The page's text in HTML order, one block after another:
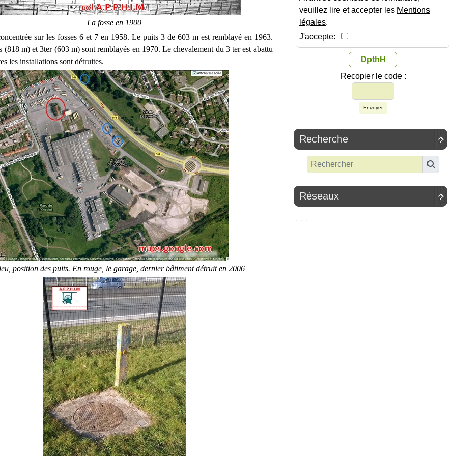
La fosse en 1900
sur les fosses 6 et 7 en 1958. Le puits 3 de 603 m est remblayé en 1963.
(818 m) et 3ter (603 m) sont remblayés en 1970. Le chevalement du 3 ter est abattu
les installations sont détruites.
position des puits. En rouge, le garage, dernier bâtiment détruit en 2006
veuillez lire et accepter les Mentions
légales.
J'accepte:
DpthH
Recopier le code :
Envoyer

Recherche

Réseaux